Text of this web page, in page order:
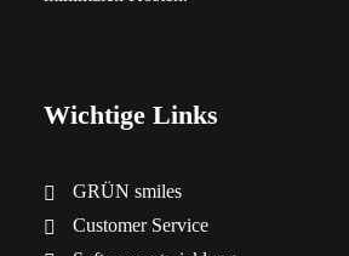
Wichtige Links
GRÜN smiles
Customer Service